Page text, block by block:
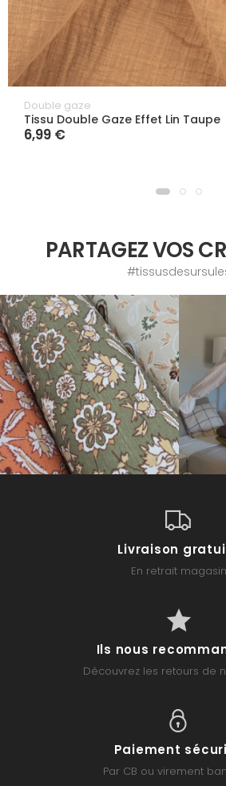
Double gaze
Tissu Double Gaze Effet Lin Taupe
6,99 €
PARTAGEZ VOS
Livraison
En retrait magasin
Ils nous
Découvrez les retours de
Paiement
Par CB ou virement